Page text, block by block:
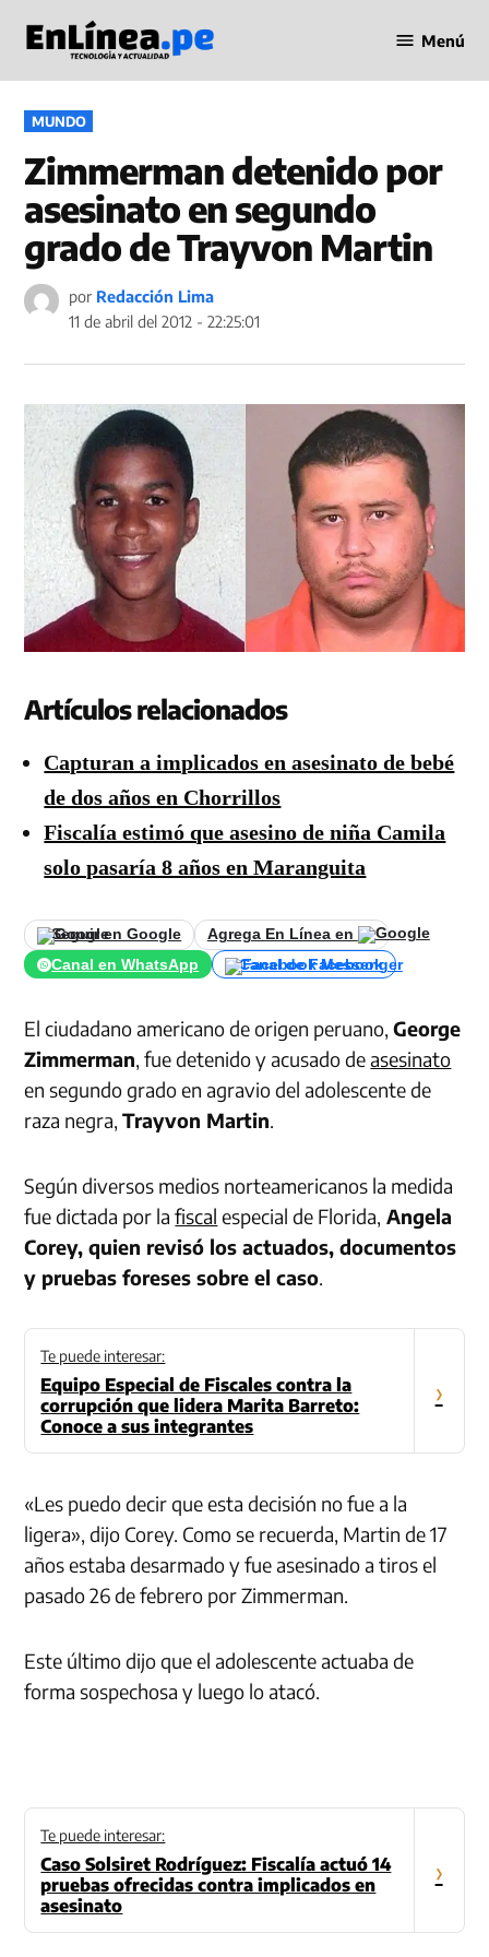
contenido
en Línea
Menú
PUBLICADO
EN
MUNDO
Zimmerman detenido por
asesinato en segundo
grado de Trayvon Martin
por Redacción Lima
11 de abril del 2012 - 22:25:01
Artículos relacionados
Capturan a implicados en asesinato de bebé
de dos años en Chorrillos
Fiscalía estimó que asesino de niña Camila
solo pasaría 8 años en Maranguita
Seguir en Google
Agrega En Línea en
Canal en WhatsApp
Canal de Facebook
El ciudadano americano de origen peruano,George
Zimmerman, fuedetenido y acusado deasesinato
en segundo grado en agravio del adolescente de
raza negra,Trayvon Martin.
Según diversos medios norteamericanos la medida
fue dictada por lafiscal especial de Florida, Angela
Corey, quien revisó los actuados, documentos
y pruebas foreses sobre el caso.
Te puede interesar:
Equipo Especial de Fiscales contra la
corrupción que lidera Marita Barreto:
Conoce a sus integrantes
›
«Les puedo decir que esta decisión no fue a la
ligera», dijo Corey. Como se recuerda, Martin de 17
años estaba desarmado y fue asesinado a tiros el
pasado 26 de febrero por Zimmerman.
Este último dijo que el adolescente actuaba de
forma sospechosa y luego lo atacó.
Te puede interesar:
Caso Solsiret Rodríguez: Fiscalía actuó 14
pruebas ofrecidas contra implicados en
asesinato
›